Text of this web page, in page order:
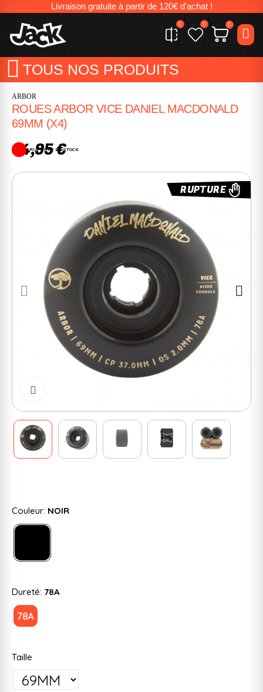
Livraison gratuite à partir de 120€ d'achat !
0 0 0
TOUS NOS PRODUITS
ARBOR
ROUES ARBOR VICE DANIEL MACDONALD
69MM (X4)
64,95 €
RUPTURE DE STOCK
RUPTURE
Couleur: NOIR
Dureté: 78A
78A
Taille